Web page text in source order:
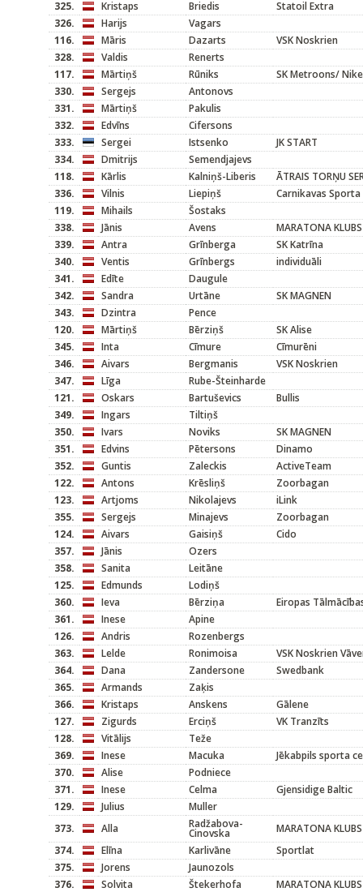
325. Kristaps Briedis
Statoil Extra
326.
Harijs
Vagars
116.
Māris Dazarts
VSK Noskrien
328.
Valdis
Renerts
117.
Mārtiņš Rūniks
SK Metroons/ Nike
330.
Sergejs
Antonovs
331.
Mārtiņš
Pakulis
332.
Edvīns
Cifersons
333.
Sergei Istsenko
JK START
334.
Dmitrijs
Semendjajevs
118.
Kārlis Kalniņš-Liberis
ĀTRAIS TORŅU
336.
Vilnis Liepiņš
Carnikavas
119.
Mihails
Šostaks
338.
Jānis Avens
MARATONA KLUBS
339.
Antra Grīnberga
SK Katrīna
340.
Ventis Grīnbergs
individuāli
341.
Edīte
Daugule
342.
Sandra Urtāne
SK MAGNEN
343.
Dzintra
Pence
120.
Mārtiņš Bērziņš
SK Alise
345.
Inta Cīmure
Cīmurēni
346.
Aivars Bergmanis
VSK Noskrien
347.
Līga
Rube-Šteinharde
121.
Oskars Bartuševics
Bullis
349.
Ingars
Tiltiņš
350.
Ivars Noviks
SK MAGNEN
351.
Edvins Pētersons
Dinamo
352.
Guntis Zaleckis
ActiveTeam
122.
Antons Krēsliņš
Zoorbagan
123.
Artjoms Nikolajevs
iLink
355.
Sergejs Minajevs
Zoorbagan
124.
Aivars Gaisiņš
Cido
357.
Jānis
Ozers
358.
Sanita
Leitāne
125.
Edmunds
Lodiņš
360.
Ieva Bērziņa
Eiropas
361.
Inese
Apine
126.
Andris
Rozenbergs
363.
Lelde Ronimoisa
VSK Noskrien
364.
Dana Zandersone
Swedbank
365.
Armands
Zaķis
366.
Kristaps Anskens
Gālene
127.
Zigurds Erciņš
VK Tranzīts
128.
Vitālijs
Teže
369.
Inese Macuka
Jēkabpils sporta
370.
Alise
Podniece
371.
Inese Celma
Gjensidige Baltic
129.
Julius
Muller
373.
Alla Radžabova-
Cinovska
MARATONA KLUBS
374.
Elīna Karlivāne
Sportlat
375.
Jorens
Jaunozols
376.
Solvita Štekerhofa
MARATONA KLUBS